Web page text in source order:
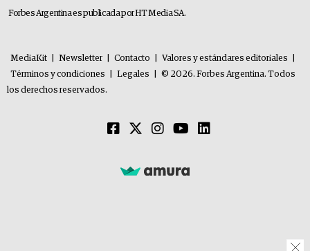
Forbes Argentina es publicada por HT Media SA.
MediaKit Newsletter Contacto Valores y estándares editoriales
Términos y condiciones
Legales
© 2026. Forbes Argentina. Todos
los derechos reservados.